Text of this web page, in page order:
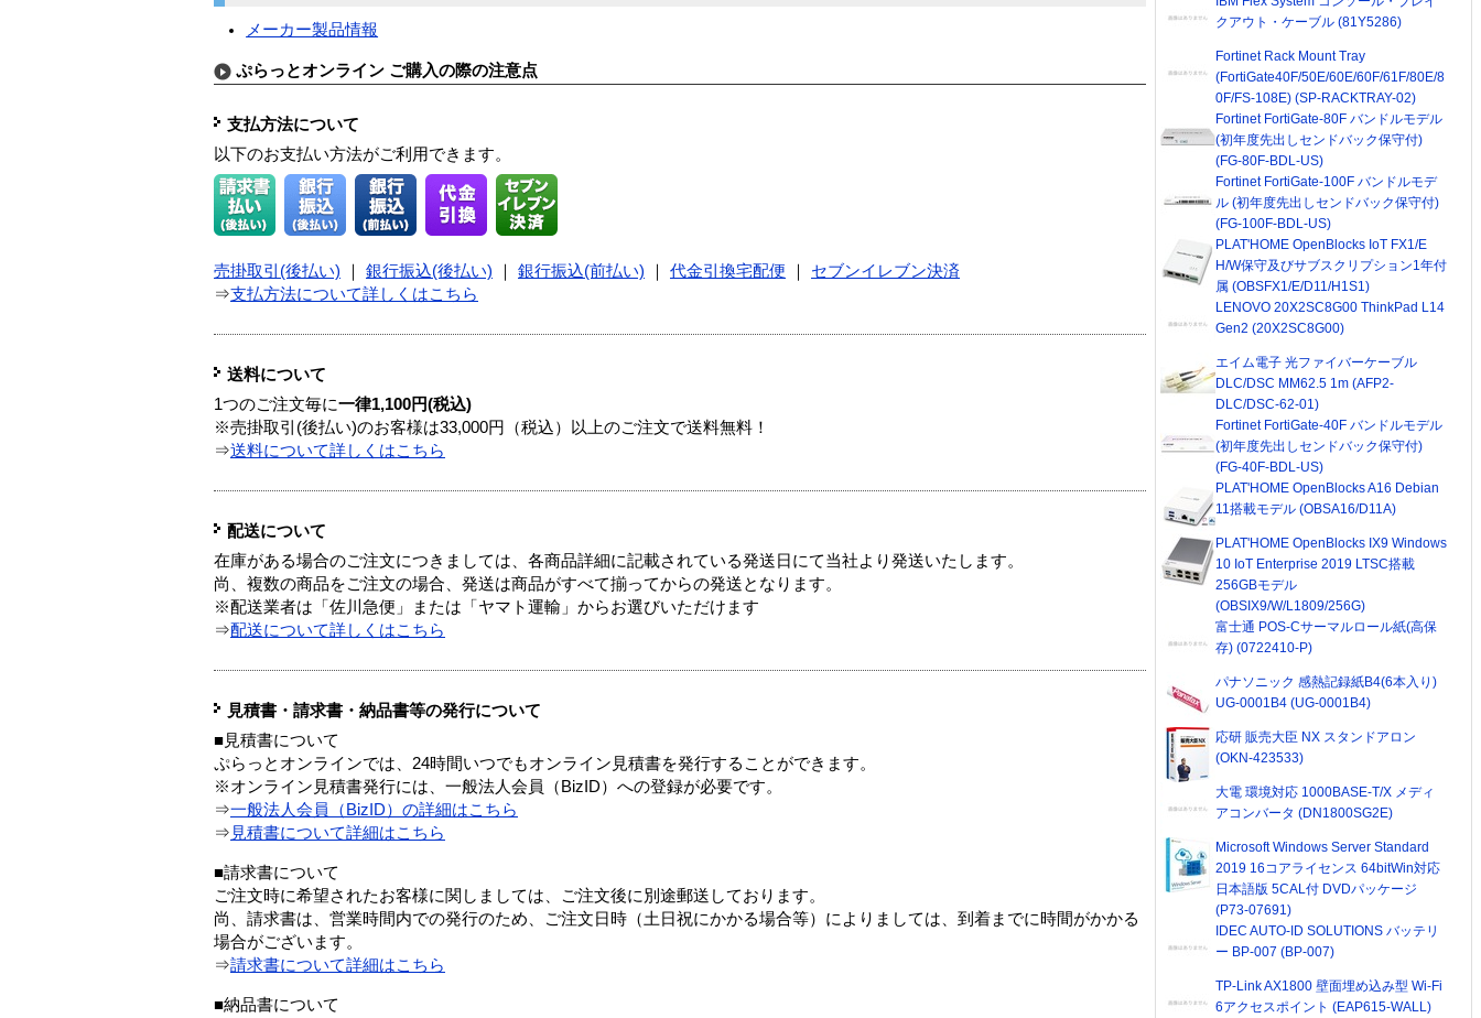
メーカー製品情報
ぷらっとオンライン ご購入の際の注意点
支払方法について
以下のお支払い方法がご利用できます。
売掛取引(後払い) 銀行振込(後払い) 銀行振込(前払い) 代金引換宅配便
セブンイレブン決済
⇒支払方法について詳しくはこちら
送料について
1つのご注文毎に一律1,100円(税込)
※売掛取引(後払い)のお客様は33,000円（税込）以上のご注文で送料無料！
⇒送料について詳しくはこちら
配送について
在庫がある場合のご注文につきましては、各商品詳細に記載されている発送日にて当社より発送いたします。
尚、複数の商品をご注文の場合、発送は商品がすべて揃ってからの発送となります。
※配送業者は「佐川急便」または「ヤマト運輸」からお選びいただけます
⇒配送について詳しくはこちら
見積書・請求書・納品書等の発行について
■見積書について
ぷらっとオンラインでは、24時間いつでもオンライン見積書を発行することができます。
※オンライン見積書発行には、一般法人会員（BizID）への登録が必要です。
⇒一般法人会員（BizID）の詳細はこちら
⇒ 見積書について詳細はこちら
■請求書について
ご注文時に希望されたお客様に関しましては、ご注文後に別途郵送しております。
尚、請求書は、営業時間内での発行のため、ご注文日時（土日祝にかかる場合等）によりましては、到着までに時間がかかる
場合がございます。
⇒請求書について詳細はこちら
■納品書について
クアウト・ケーブル (81Y5286)
Fortinet Rack Mount Tray
(FortiGate40F/50E/60E/60F/61F/80E/8
0F/FS-108E) (SP-RACKTRAY-02)
Fortinet FortiGate-80F バンドルモデル
(初年度先出しセンドバック保守付)
(FG-80F-BDL-US)
Fortinet FortiGate-100F バンドルモデ
ル (初年度先出しセンドバック保守付)
(FG-100F-BDL-US)
PLAT'HOME OpenBlocks IoT FX1/E
H/W保守及びサブスクリプション1年付
属 (OBSFX1/E/D11/H1S1)
LENOVO 20X2SC8G00 ThinkPad L14
Gen2 (20X2SC8G00)
エイム電子 光ファイバーケーブル
DLC/DSC MM62.5 1m (AFP2-
DLC/DSC-62-01)
Fortinet FortiGate-40F バンドルモデル
(初年度先出しセンドバック保守付)
(FG-40F-BDL-US)
PLAT'HOME OpenBlocks A16 Debian
11搭載モデル (OBSA16/D11A)
PLAT'HOME OpenBlocks IX9 Windows
10 IoT Enterprise 2019 LTSC搭載
256GBモデル
(OBSIX9/W/L1809/256G)
富士通 POS-Cサーマルロール紙(高保
存) (0722410-P)
パナソニック 感熱記録紙B4(6本入り)
UG-0001B4 (UG-0001B4)
応研 販売大臣 NX スタンドアロン
(OKN-423533)
大電 環境対応 1000BASE-T/X メディ
アコンバータ (DN1800SG2E)
Microsoft Windows Server Standard
2019 16コアライセンス 64bitWin対応
日本語版 5CAL付 DVDパッケージ
(P73-07691)
IDEC AUTO-ID SOLUTIONS バッテリ
ー BP-007 (BP-007)
TP-Link AX1800 壁面埋め込み型 Wi-Fi
6アクセスポイント (EAP615-WALL)